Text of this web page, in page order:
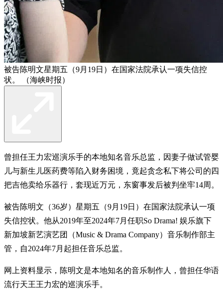
被告陈明文星期五（9月19日）在国家法院承认一项失信控
状。 （海峡时报）
曾担任王力宏巡演乐手的本地知名音乐总监，因妻子做试管婴
儿与新生儿医药费等陷入财务困境，竟起贪念私下将公司的四
把吉他卖给乐器行，套现近万元，东窗事发后被判坐牢14周。
被告陈明文（36岁）星期五（9月19日）在国家法院承认一项
失信控状。他从2019年至2024年7月任职So Drama! 娱乐旗下
新加坡新艺演艺团（Music & Drama Company）音乐制作部主
管，自2024年7月起担任音乐总监。
网上资料显示，陈明文是本地知名的音乐制作人，曾担任华语
流行天王王力宏的巡演乐手。